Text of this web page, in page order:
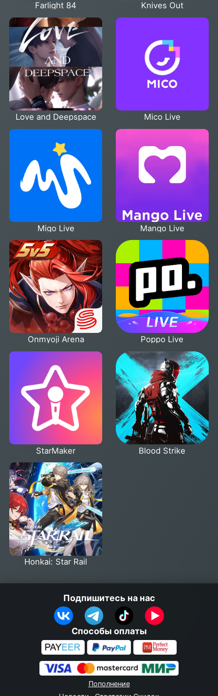
Farlight 84 Knives Out
Love and Deepspace Mico Live
Migo Live Mango Live
Onmyoji Arena Poppo Live
StarMaker Blood Strike
Honkai: Star Rail
Подпишитесь на нас
Способы оплаты
Пополнение